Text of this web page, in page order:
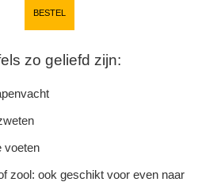
BESTEL
zo geliefd zijn:
voeten
zool: ook geschikt voor even naar